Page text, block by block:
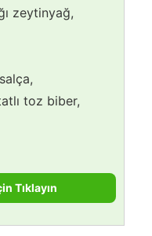
zeytinyağ,
toz biber,
Tıklayın